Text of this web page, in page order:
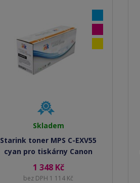
Skladem
Starink toner MPS C-EXV55
cyan pro tiskárny Canon
1 348 Kč
bez DPH 1 114 Kč